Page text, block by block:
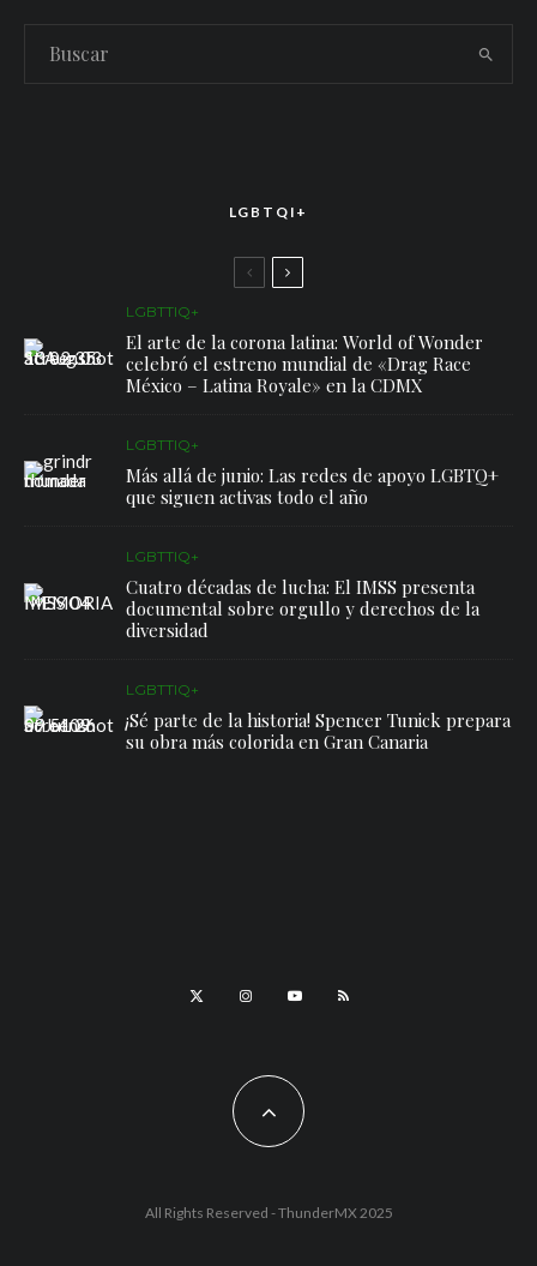
LGBTQI+
LGBTTIQ+
El arte de la corona latina: World of Wonder
celebró el estreno mundial de «Drag Race
México – Latina Royale» en la CDMX
LGBTTIQ+
Más allá de junio: Las redes de apoyo LGBTQ+
que siguen activas todo el año
LGBTTIQ+
Cuatro décadas de lucha: El IMSS presenta
documental sobre orgullo y derechos de la
diversidad
LGBTTIQ+
¡Sé parte de la historia! Spencer Tunick prepara
su obra más colorida en Gran Canaria
All Rights Reserved - ThunderMX 2025